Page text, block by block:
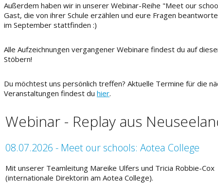
Außerdem haben wir in unserer Webinar-Reihe "Meet our
Gast, die von ihrer Schule erzählen und eure Fragen
im September stattfinden :)
Alle Aufzeichnungen vergangener Webinare findest du auf
Stöbern!
Du möchtest uns persönlich treffen? Aktuelle Termine für die
Veranstaltungen findest du hier.
Webinar - Replay aus
08.07.2026 - Meet our schools: Aotea College
Mit unserer Teamleitung Mareike Ulfers und Tricia Robbie-Cox
(internationale Direktorin am Aotea College).